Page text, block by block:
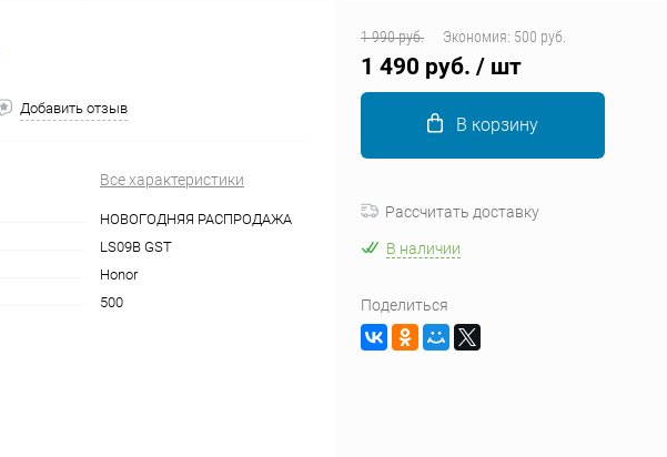
Добавить отзыв
Все характеристики
НОВОГОДНЯЯ РАСПРОДАЖА
LS09B GST
Honor
500
1 990 руб. Экономия: 500 руб.
1 490 руб. / шт
В корзину
Рассчитать доставку
В наличии
Поделиться